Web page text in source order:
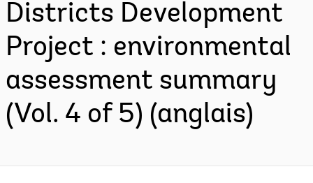
Districts Development
Project : environmental
assessment summary
(Vol. 4 of 5) (anglais)